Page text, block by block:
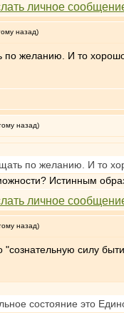
назад)
по желанию. И то
назад)
по желанию. И то
Истинным
назад)
силу
состояние это